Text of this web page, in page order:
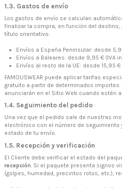
1.3. Gastos de envío
Los gastos de envío se calculan
finalizar la compra, en función del destino,
título orientativo:
Envíos a España Peninsular: desde
Envíos a Baleares: desde 9,95 € (IVA
Envíos al resto de la UE: desde 15,95 €
FAMOUSWEAR puede aplicar tarifas
gratuito a partir de determinados
anunciarán en el Sitio Web cuando estén
1.4. Seguimiento del pedido
Una vez que el pedido sale de nuestras
electrónico con el número de seguimiento
estado de tu envío.
1.5. Recepción y verificación
El Cliente debe verificar el estado del
recepción. Si el paquete presenta signos
(golpes, humedad, precintos rotos, etc.),